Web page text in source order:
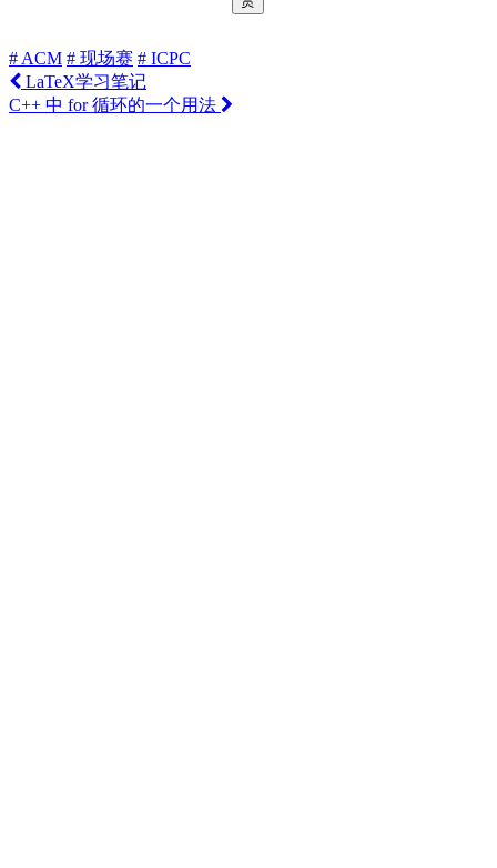
# ACM # 现场赛 # ICPC
LaTeX学习笔记
C++ 中 for 循环的一个用法